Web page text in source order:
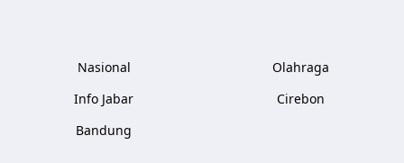
Nasional
Info Jabar
Bandung
Olahraga
Cirebon